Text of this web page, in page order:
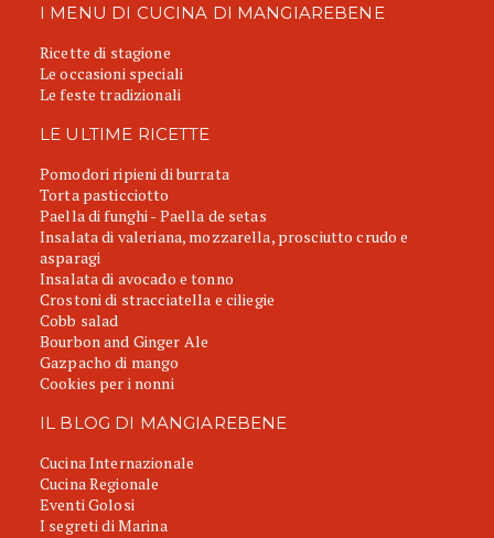
I MENU DI CUCINA DI MANGIAREBENE
Ricette di stagione
Le occasioni speciali
Le feste tradizionali
LE ULTIME RICETTE
Pomodori ripieni di burrata
Torta pasticciotto
Paella di funghi - Paella de setas
Insalata di valeriana, mozzarella, prosciutto crudo e
asparagi
Insalata di avocado e tonno
Crostoni di stracciatella e ciliegie
Cobb salad
Bourbon and Ginger Ale
Gazpacho di mango
Cookies per i nonni
IL BLOG DI MANGIAREBENE
Cucina Internazionale
Cucina Regionale
Eventi Golosi
I segreti di Marina